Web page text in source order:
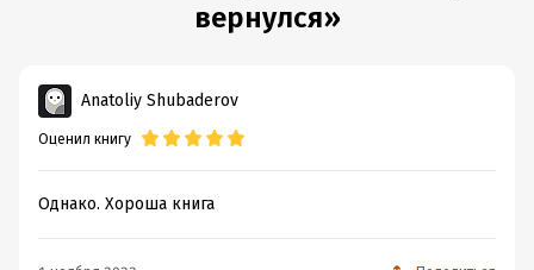
вернулся»
Anatoliy Shubaderov
Оценил книгу
Однако. Хороша книга